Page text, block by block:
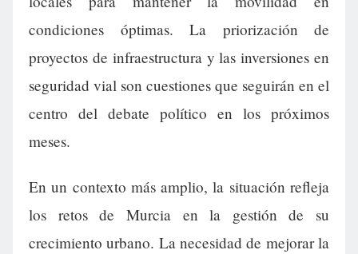
condiciones óptimas. La priorización de
proyectos de infraestructura y las inversiones en
seguridad vial son cuestiones que seguirán en el
centro del debate político en los próximos
meses.
En un contexto más amplio, la situación refleja
los retos de Murcia en la gestión de su
crecimiento urbano. La necesidad de mejorar la